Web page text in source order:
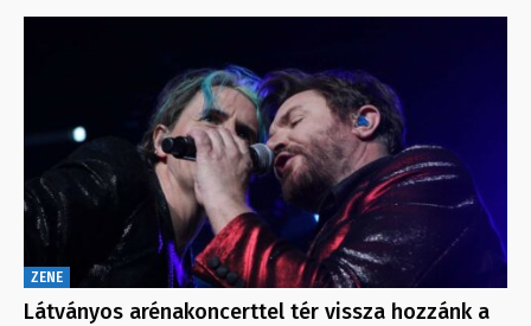
ZENE
Látványos arénakoncerttel tér vissza hozzánk a